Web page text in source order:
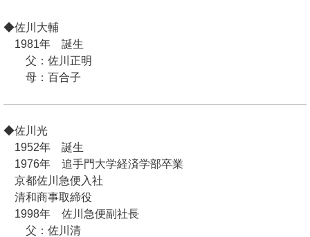
◆佐川大輔
1981年 誕生
父：佐川正明
母：百合子
◆佐川光
1952年 誕生
1976年 追手門大学経済学部卒業
京都佐川急便入社
清和商事取締役
1998年 佐川急便副社長
父：佐川清